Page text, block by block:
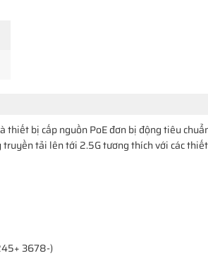
thiết bị cấp nguồn PoE đơn bị động tiêu
tải lên tới 2.5G tương thích với các
3678-)